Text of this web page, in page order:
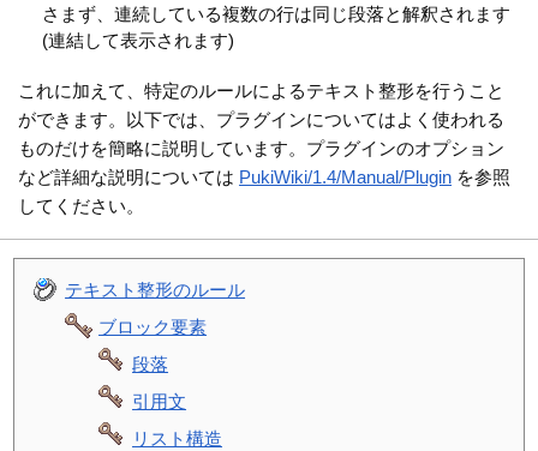
さまず、連続している複数の行は同じ段落と解釈されます
(連結して表示されます)
これに加えて、特定のルールによるテキスト整形を行うこと
ができます。以下では、プラグインについてはよく使われる
ものだけを簡略に説明しています。プラグインのオプション
など詳細な説明については PukiWiki/1.4/Manual/Plugin を参照
してください。
テキスト整形のルール
ブロック要素
段落
引用文
リスト構造